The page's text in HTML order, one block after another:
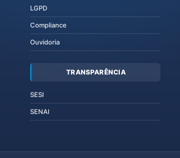
LGPD
Compliance
Ouvidoria
TRANSPARÊNCIA
SESI
SENAI